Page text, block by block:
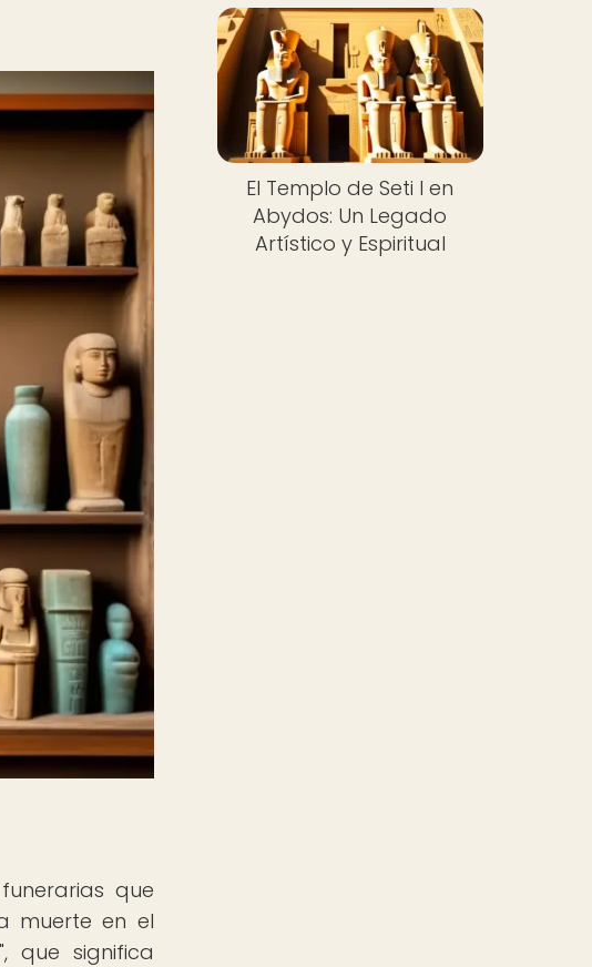
que
muerte en el
que significa
El Templo de Seti I en
Abydos: Un Legado
Artístico y Espiritual